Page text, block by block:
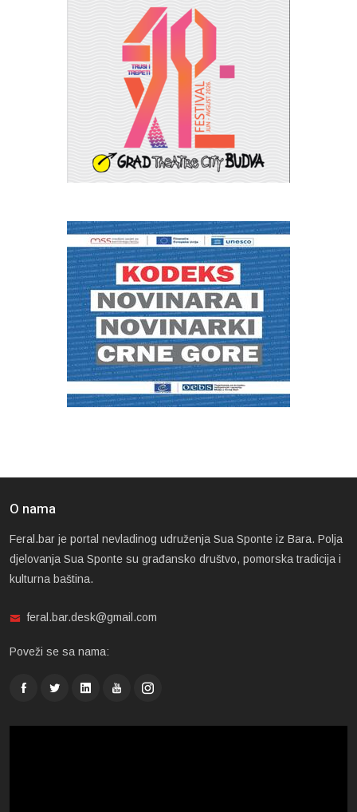
O nama
Feral.bar je portal nevladinog udruženja Sua Sponte iz Bara. Polja
djelovanja Sua Sponte su građansko društvo, pomorska tradicija i
kulturna baština.
feral.bar.desk@gmail.com
Poveži se sa nama: